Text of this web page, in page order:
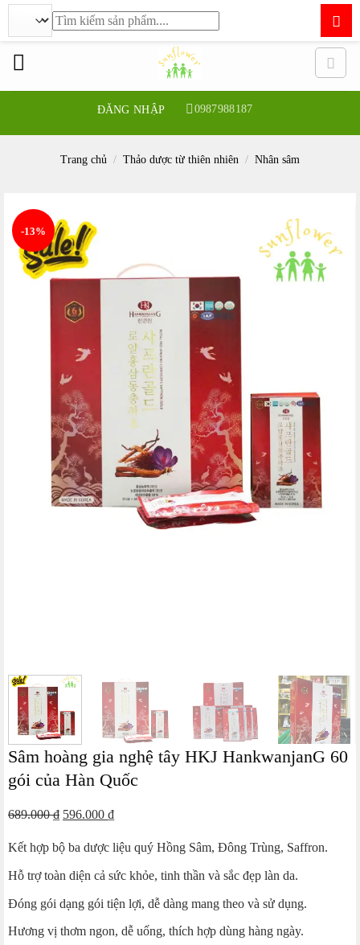
ĐĂNG NHẬP 0987988187
Tìm
kiếm:
Trang chủ / Thảo dược từ thiên nhiên / Nhân sâm
-13%
Sâm hoàng gia nghệ tây HKJ HankwanjanG 60
gói của Hàn Quốc
689.000₫ Giá
là:
689.000 ₫.
596.000 ₫Giá
tại
là:
596.000 ₫.
Kết hợp bộ ba dược liệu quý Hồng Sâm, Đông Trùng, Saffron.
Hỗ trợ toàn diện cả sức khỏe, tinh thần và sắc đẹp làn da.
Đóng gói dạng gói tiện lợi, dễ dàng mang theo và sử dụng.
Hương vị thơm ngon, dễ uống, thích hợp dùng hàng ngày.